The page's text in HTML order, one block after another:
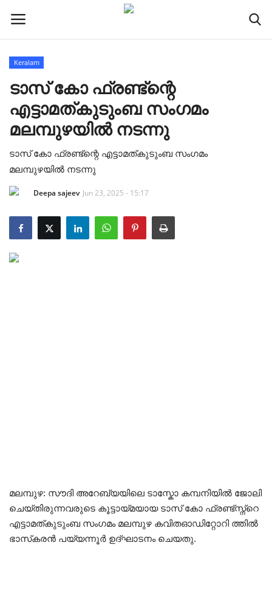
Home
Keralam
International
RealEstate
Keralam
ടാസ് കോ ഫ്രണ്ട്ന്റെ
എട്ടാമത്കുടുംബ സംഗമം
മലമ്പുഴയിൽ നടന്നു
ടാസ് കോ ഫ്രണ്ട്ന്റെ എട്ടാമത്കുടുംബ സംഗമം
മലമ്പുഴയിൽ നടന്നു
Deepa sajeev Jun 23, 2025 - 15:17
മലമ്പുഴ: സൗദി അറേബ്യയിലെ ടാസ്കോ കമ്പനിയിൽ ജോലി
ചെയ്തിരുന്നവരുടെ കൂട്ടായ്‌മയായ ടാസ് കോ ഫ്രണ്ട്സ്ന്റെ
എട്ടാമത്കുടുംബ സംഗമം മലമ്പുഴ കവിതഓഡിറ്റോറി ത്തിൽ
ഭാസ്‌കരൻ പയ്യന്നൂർ ഉദ്ഘാടനം ചെയതു.